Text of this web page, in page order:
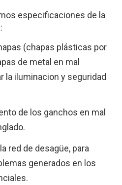
especificaciones de la
(chapas plásticas por
de metal en mal
la iluminacion y seguridad
de los ganchos en mal
red de desagüe, para
generados en los